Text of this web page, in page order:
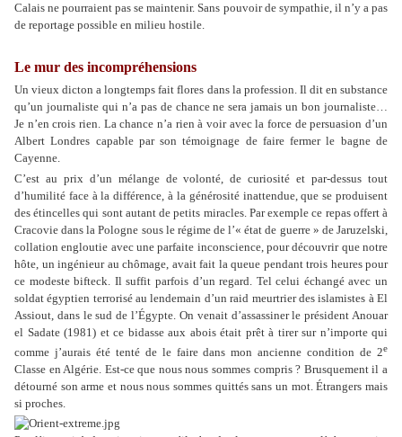
Calais ne pourraient pas se maintenir. Sans pouvoir de sympathie, il n’y a pas
de reportage possible en milieu hostile.
Le mur des incompréhensions
Un vieux dicton a longtemps fait flores dans la profession. Il dit en substance
qu’un journaliste qui n’a pas de chance ne sera jamais un bon journaliste…
Je n’en crois rien. La chance n’a rien à voir avec la force de persuasion d’un
Albert Londres capable par son témoignage de faire fermer le bagne de
Cayenne.
C’est au prix d’un mélange de volonté, de curiosité et par-dessus tout
d’humilité face à la différence, à la générosité inattendue, que se produisent
des étincelles qui sont autant de petits miracles. Par exemple ce repas offert à
Cracovie dans la Pologne sous le régime de l’« état de guerre » de Jaruzelski,
collation engloutie avec une parfaite inconscience, pour découvrir que notre
hôte, un ingénieur au chômage, avait fait la queue pendant trois heures pour
ce modeste bifteck. Il suffit parfois d’un regard. Tel celui échangé avec un
soldat égyptien terrorisé au lendemain d’un raid meurtrier des islamistes à El
Assiout, dans le sud de l’Égypte. On venait d’assassiner le président Anouar
el Sadate (1981) et ce bidasse aux abois était prêt à tirer sur n’importe qui
comme j’aurais été tenté de le faire dans mon ancienne condition de 2e
Classe en Algérie. Est-ce que nous nous sommes compris ? Brusquement il a
détourné son arme et nous nous sommes quittés sans un mot. Étrangers mais
si proches.